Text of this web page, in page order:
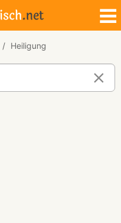
Heiligung